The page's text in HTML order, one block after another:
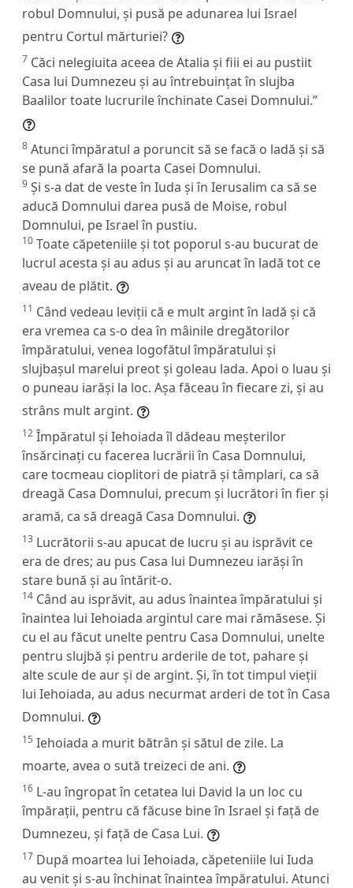
robul Domnului, și pusă pe adunarea lui Israel
pentru Cortul mărturiei?
7 Căci nelegiuita aceea de Atalia și fiii ei au pustiit
Casa lui Dumnezeu și au întrebuințat în slujba
Baalilor toate lucrurile închinate Casei Domnului.”
8 Atunci împăratul a poruncit să se facă o ladă și să
se pună afară la poarta Casei Domnului.
9 Și s-a dat de veste în Iuda și în Ierusalim ca să se
aducă Domnului darea pusă de Moise, robul
Domnului, pe Israel în pustiu.
10 Toate căpeteniile și tot poporul s-au bucurat de
lucrul acesta și au adus și au aruncat în ladă tot ce
aveau de plătit.
11 Când vedeau leviții că e mult argint în ladă și că
era vremea ca s-o dea în mâinile dregătorilor
împăratului, venea logofătul împăratului și
slujbașul marelui preot și goleau lada. Apoi o luau și
o puneau iarăși la loc. Așa făceau în fiecare zi, și au
strâns mult argint.
12 Împăratul și Iehoiada îl dădeau meșterilor
însărcinați cu facerea lucrării în Casa Domnului,
care tocmeau cioplitori de piatră și tâmplari, ca să
dreagă Casa Domnului, precum și lucrători în fier și
aramă, ca să dreagă Casa Domnului.
13 Lucrătorii s-au apucat de lucru și au isprăvit ce
era de dres; au pus Casa lui Dumnezeu iarăși în
stare bună și au întărit-o.
14 Când au isprăvit, au adus înaintea împăratului și
înaintea lui Iehoiada argintul care mai rămăsese. Și
cu el au făcut unelte pentru Casa Domnului, unelte
pentru slujbă și pentru arderile de tot, pahare și
alte scule de aur și de argint. Și, în tot timpul vieții
lui Iehoiada, au adus necurmat arderi de tot în Casa
Domnului.
15 Iehoiada a murit bătrân și sătul de zile. La
moarte, avea o sută treizeci de ani.
16 L-au îngropat în cetatea lui David la un loc cu
împărații, pentru că făcuse bine în Israel și față de
Dumnezeu, și față de Casa Lui.
17 După moartea lui Iehoiada, căpeteniile lui Iuda
au venit și s-au închinat înaintea împăratului. Atunci